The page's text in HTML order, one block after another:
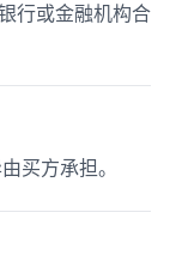
行或金融机构合
买方承担。